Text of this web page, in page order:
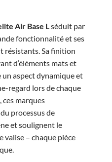
Air Base Lséduit par
fonctionnalité et ses
résistants. Sa finition
d’éléments mats et
un aspect dynamique et
regard lors de chaque
ces marques
processus de
et soulignent le
valise – chaque pièce